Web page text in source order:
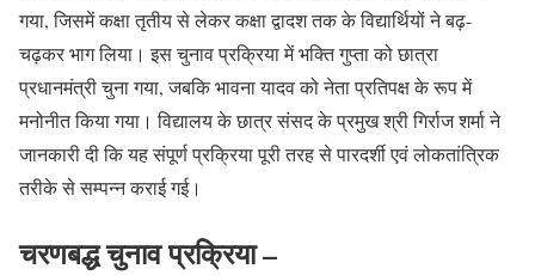
गया, जिसमें कक्षा तृतीय से लेकर कक्षा द्वादश तक के विद्यार्थियों ने बढ़-
चढ़कर भाग लिया। इस चुनाव प्रक्रिया में भक्ति गुप्ता को छात्रा
प्रधानमंत्री चुना गया, जबकि भावना यादव को नेता प्रतिपक्ष के रूप में
मनोनीत किया गया। विद्यालय के छात्र संसद के प्रमुख श्री गिर्राज शर्मा ने
जानकारी दी कि यह संपूर्ण प्रक्रिया पूरी तरह से पारदर्शी एवं लोकतांत्रिक
तरीके से सम्पन्न कराई गई।
चरणबद्ध चुनाव प्रक्रिया –